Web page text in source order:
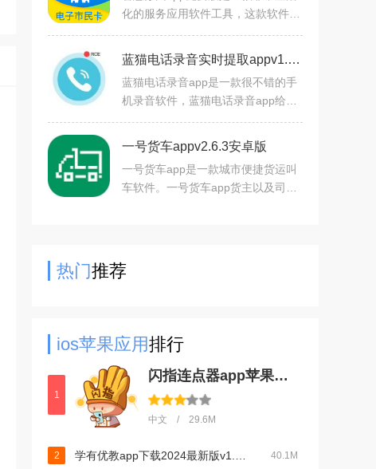
化的服务应用软件工具，这款软件里
喝玩乐、交通出行等等内容等你来使
用，里面的界面清晰，全新
蓝猫电话录音实时提取appv1.0.0安卓版
蓝猫电话录音app是一款很不错的手
机录音软件，蓝猫电话录音app给用
们可以对手机电话录音，实用性非常
的强，操作简单，具有一键
一号货车appv2.6.3安卓版
一号货车app是一款城市便捷货运叫
车软件。一号货车app货主以及司机
热门推荐
ios苹果应用排行
1
闪指连点器app苹果版ios下载2024最新免费版V3.1.9ios最新版
中文 / 29.6M
2 40.1M